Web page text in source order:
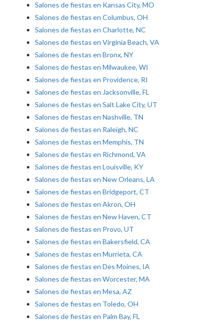
Salones de fiestas en Kansas City, MO
Salones de fiestas en Columbus, OH
Salones de fiestas en Charlotte, NC
Salones de fiestas en Virginia Beach, VA
Salones de fiestas en Bronx, NY
Salones de fiestas en Milwaukee, WI
Salones de fiestas en Providence, RI
Salones de fiestas en Jacksonville, FL
Salones de fiestas en Salt Lake City, UT
Salones de fiestas en Nashville, TN
Salones de fiestas en Raleigh, NC
Salones de fiestas en Memphis, TN
Salones de fiestas en Richmond, VA
Salones de fiestas en Louisville, KY
Salones de fiestas en New Orleans, LA
Salones de fiestas en Bridgeport, CT
Salones de fiestas en Akron, OH
Salones de fiestas en New Haven, CT
Salones de fiestas en Provo, UT
Salones de fiestas en Bakersfield, CA
Salones de fiestas en Murrieta, CA
Salones de fiestas en Des Moines, IA
Salones de fiestas en Worcester, MA
Salones de fiestas en Mesa, AZ
Salones de fiestas en Toledo, OH
Salones de fiestas en Palm Bay, FL